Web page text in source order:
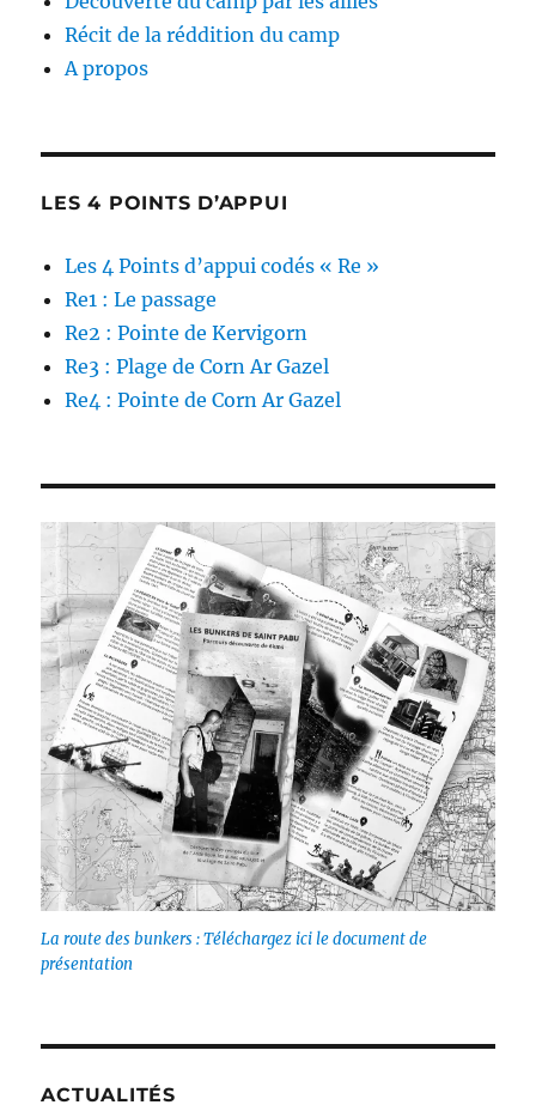
Récit de la réddition du camp
A propos
LES 4 POINTS D’APPUI
Les 4 Points d’appui codés « Re »
Re1 : Le passage
Re2 : Pointe de Kervigorn
Re3 : Plage de Corn Ar Gazel
Re4 : Pointe de Corn Ar Gazel
La route des bunkers : Téléchargez ici le document de
présentation
ACTUALITÉS